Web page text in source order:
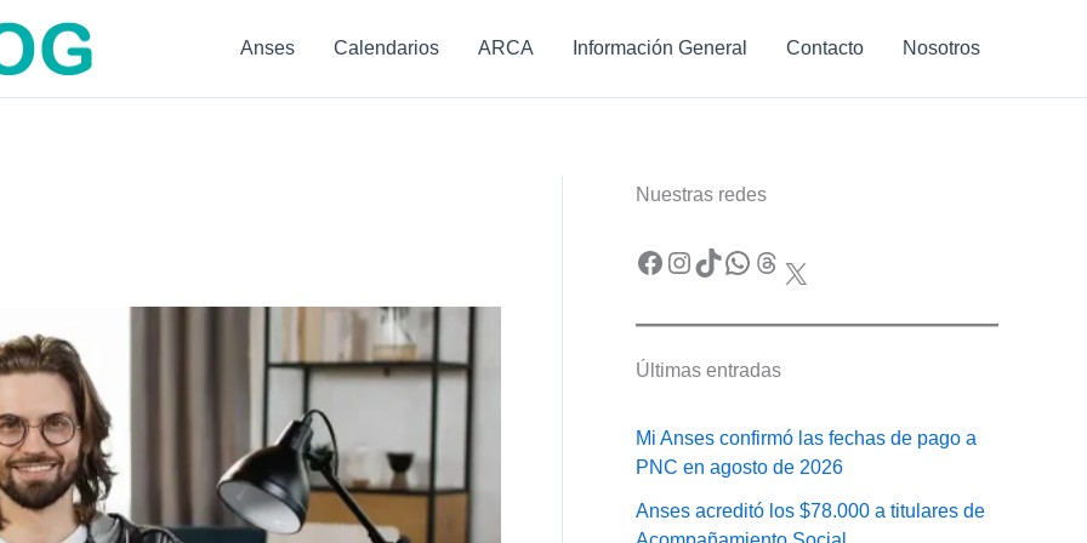
Anses Calendarios ARCA Información General Contacto Nosotros
Nuestras redes
Facebook Instagram TikTok WhatsApp Threads X
Últimas entradas
Mi Anses confirmó las fechas de pago a
PNC en agosto de 2026
Anses acreditó los $78.000 a titulares de